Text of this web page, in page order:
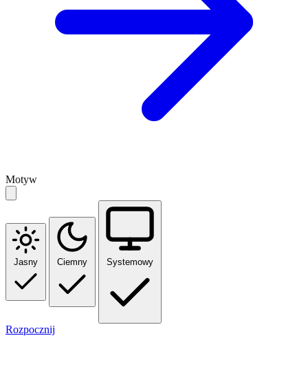
Motyw
Jasny Ciemny Systemowy
Rozpocznij